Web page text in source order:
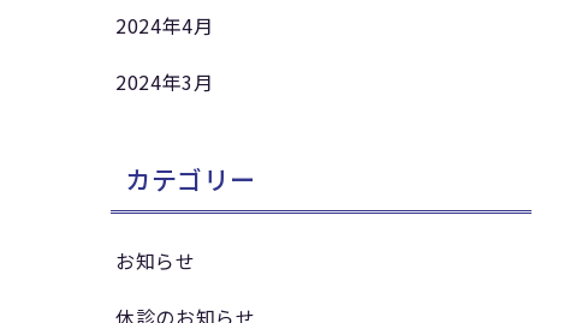
2024年4月
2024年3月
カテゴリー
お知らせ